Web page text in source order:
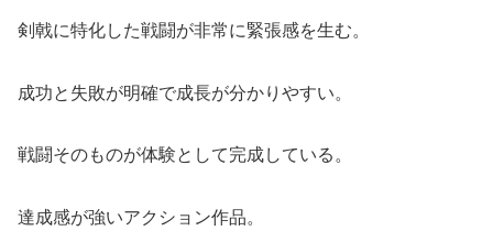
剣戟に特化した戦闘が非常に緊張感を生む。
成功と失敗が明確で成長が分かりやすい。
戦闘そのものが体験として完成している。
達成感が強いアクション作品。